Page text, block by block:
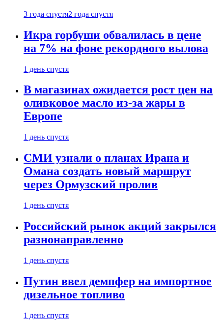
3 года спустя2 года спустя
Икра горбуши обвалилась в цене
на 7% на фоне рекордного вылова
1 день спустя
В магазинах ожидается рост цен на
оливковое масло из-за жары в
Европе
1 день спустя
СМИ узнали о планах Ирана и
Омана создать новый маршрут
через Ормузский пролив
1 день спустя
Российский рынок акций закрылся
разнонаправленно
1 день спустя
Путин ввел демпфер на импортное
дизельное топливо
1 день спустя